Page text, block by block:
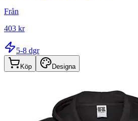
Från
403 kr
5-8 dgr
Köp Designa